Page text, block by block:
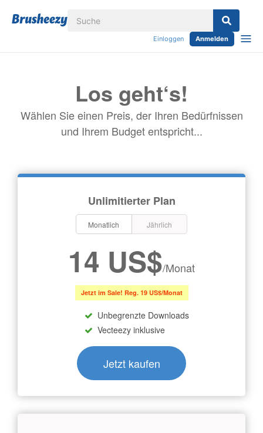
Einloggen Anmelden
Los geht‘s!
Wählen Sie einen Preis, der Ihren Bedürfnissen
und Ihrem Budget entspricht...
Unlimitierter Plan
Monatlich Jährlich
14 US$/Monat
Jetzt im Sale! Reg. 19 US$/Monat
Unbegrenzte Downloads
Vecteezy inklusive
Jetzt kaufen